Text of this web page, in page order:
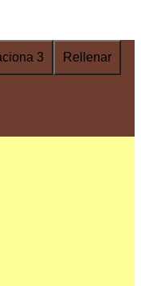
3 Rellenar